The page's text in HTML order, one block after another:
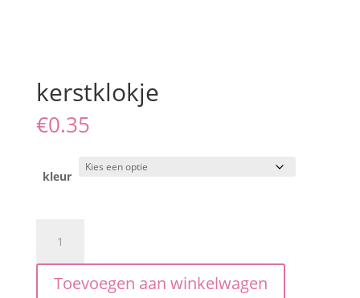
kerstklokje
€0.35
kleur
aantal
Toevoegen aan winkelwagen